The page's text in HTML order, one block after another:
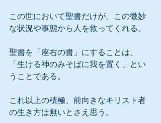
この世において聖書だけが、この微妙
な状況や事態から人を救ってくれる。
聖書を「座右の書」にすることは、
「生ける神のみそばに我を置く」とい
うことである。
これ以上の積極、前向きなキリスト者
の生き方は無いとさえ思う。